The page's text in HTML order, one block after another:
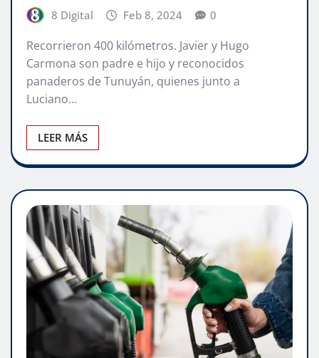
8 Digital Feb 8, 2024 0
Recorrieron 400 kilómetros. Javier y Hugo
Carmona son padre e hijo y reconocidos
panaderos de Tunuyán, quienes junto a
Luciano…
LEER MÁS